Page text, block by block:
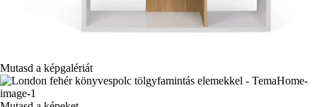
Mutasd a képgalériát